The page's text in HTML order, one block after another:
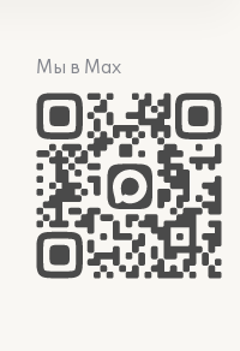
Мы в Max